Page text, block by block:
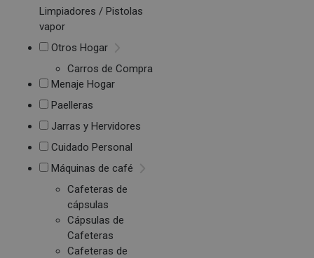
Limpiadores / Pistolas
vapor
Otros Hogar
Carros de Compra
Menaje Hogar
Paelleras
Jarras y Hervidores
Cuidado Personal
Máquinas de café
Cafeteras de
cápsulas
Cápsulas de
Cafeteras
Cafeteras de